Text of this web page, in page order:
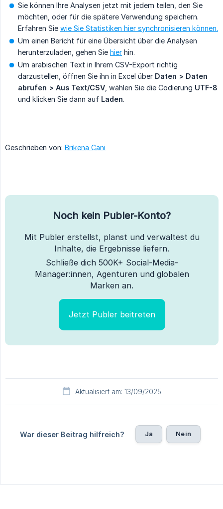
Sie können Ihre Analysen jetzt mit jedem teilen, den Sie
möchten, oder für die spätere Verwendung speichern.
Erfahren Sie wie Sie Statistiken hier synchronisieren können.
Um einen Bericht für eine Übersicht über die Analysen
herunterzuladen, gehen Sie hier hin.
Um arabischen Text in Ihrem CSV-Export richtig
darzustellen, öffnen Sie ihn in Excel über Daten > Daten
abrufen > Aus Text/CSV , wählen Sie die Codierung UTF-8
und klicken Sie dann auf Laden.
Geschrieben von: Brikena Cani
Noch kein Publer-Konto?
Mit Publer erstellst, planst und verwaltest du
Inhalte, die Ergebnisse liefern.
Schließe dich 500K+ Social-Media-
Manager:innen, Agenturen und globalen
Marken an.
Jetzt Publer beitreten
Aktualisiert am: 13/09/2025
War dieser Beitrag hilfreich? Ja Nein